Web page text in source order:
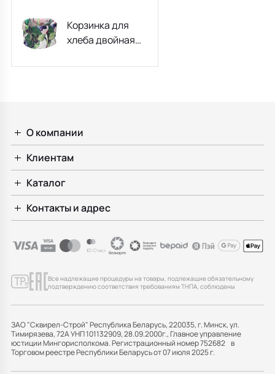
Корзинка для
хлеба двойная
18х16,5 см
О компании
Клиентам
Каталог
Контакты и адрес
Все надлежащие процедуры на товары, подлежащие обязательному
подтверждению соответствия требованиям ТНПА, соблюдены
ЗАО "Сквирел-Строй" Республика Беларусь, 220035, г. Минск, ул.
Тимирязева, 72А УНП 101132909, 28.09.2000г., Главное управление
юстиции Мингорисполкома. Регистрационный номер 752682 в
Торговом реестре Республики Беларусь от 07 июля 2025 г.